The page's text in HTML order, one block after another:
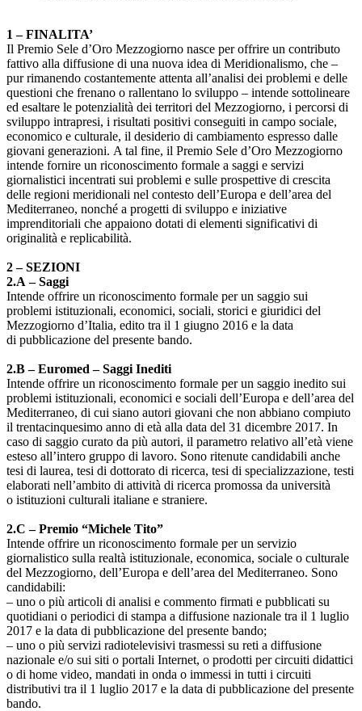
1 – FINALITA’
Il Premio Sele d’Oro Mezzogiorno nasce per offrire un contributo
fattivo alla diffusione di una nuova idea di Meridionalismo, che –
pur rimanendo costantemente attenta all’analisi dei problemi e delle
questioni che frenano o rallentano lo sviluppo – intende sottolineare
ed esaltare le potenzialità dei territori del Mezzogiorno, i percorsi di
sviluppo intrapresi, i risultati positivi conseguiti in campo sociale,
economico e culturale, il desiderio di cambiamento espresso dalle
giovani generazioni. A tal fine, il Premio Sele d’Oro Mezzogiorno
intende fornire un riconoscimento formale a saggi e servizi
giornalistici incentrati sui problemi e sulle prospettive di crescita
delle regioni meridionali nel contesto dell’Europa e dell’area del
Mediterraneo, nonché a progetti di sviluppo e iniziative
imprenditoriali che appaiono dotati di elementi significativi di
originalità e replicabilità.
2 – SEZIONI
2.A – Saggi
Intende offrire un riconoscimento formale per un saggio sui
problemi istituzionali, economici, sociali, storici e giuridici del
Mezzogiorno d’Italia, edito tra il 1 giugno 2016 e la data
di pubblicazione del presente bando.
2.B – Euromed – Saggi Inediti
Intende offrire un riconoscimento formale per un saggio inedito sui
problemi istituzionali, economici e sociali dell’Europa e dell’area del
Mediterraneo, di cui siano autori giovani che non abbiano compiuto
il trentacinquesimo anno di età alla data del 31 dicembre 2017. In
caso di saggio curato da più autori, il parametro relativo all’età viene
esteso all’intero gruppo di lavoro. Sono ritenute candidabili anche
tesi di laurea, tesi di dottorato di ricerca, tesi di specializzazione, testi
elaborati nell’ambito di attività di ricerca promossa da università
o istituzioni culturali italiane e straniere.
2.C – Premio “Michele Tito”
Intende offrire un riconoscimento formale per un servizio
giornalistico sulla realtà istituzionale, economica, sociale o culturale
del Mezzogiorno, dell’Europa e dell’area del Mediterraneo. Sono
candidabili:
– uno o più articoli di analisi e commento firmati e pubblicati su
quotidiani o periodici di stampa a diffusione nazionale tra il 1 luglio
2017 e la data di pubblicazione del presente bando;
– uno o più servizi radiotelevisivi trasmessi su reti a diffusione
nazionale e/o sui siti o portali Internet, o prodotti per circuiti didattici
o di home video, mandati in onda o immessi in tutti i circuiti
distributivi tra il 1 luglio 2017 e la data di pubblicazione del presente
bando.